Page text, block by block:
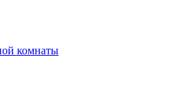
комнаты